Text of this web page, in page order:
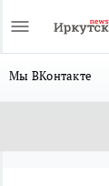
Мы ВКонтакте